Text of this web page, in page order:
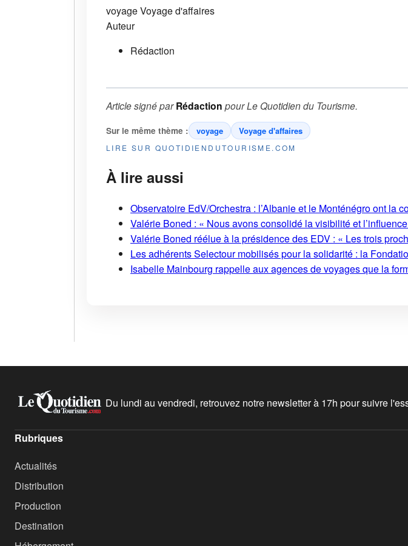
voyageVoyage d'affaires
Auteur
Rédaction
Article signé parRédaction pourLe Quotidien du Tourisme.
Sur le même thème : voyage Voyage d'affaires
LIRE SUR QUOTIDIENDUTOURISME.COM
À lire aussi
Observatoire EdV/Orchestra : l’Albanie et le Monténégro ont la
Valérie Boned : « Nous avons consolidé la visibilité et
Valérie Boned réélue à la présidence des EDV : « Les trois
Les adhérents Selectour mobilisés pour la solidarité : la
Isabelle Mainbourg rappelle aux agences de voyages que la
Du lundi au vendredi, retrouvez notre newsletter à 17h pour suivre
Rubriques
Actualités
Distribution
Production
Destination